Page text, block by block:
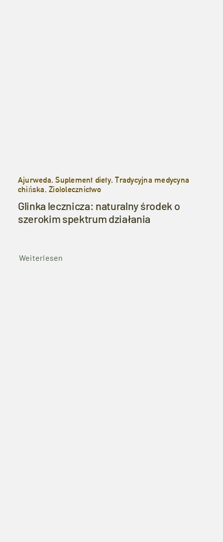
Ajurweda, Suplement diety, Tradycyjna medycyna
chińska, Ziołolecznictwo
Glinka lecznicza: naturalny środek o
szerokim spektrum działania
Weiterlesen